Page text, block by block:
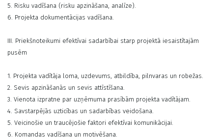
5. Risku vadīšana (risku apzināšana, analīze).
6. Projekta dokumentācijas vadīšana.
III. Priekšnoteikumi efektīvai sadarbībai starp projektā iesaistītajām
pusēm
1. Projekta vadītāja loma, uzdevums, atbildība, pilnvaras un robežas.
2. Sevis apzināšanās un sevis attīstīšana.
3. Vienota izpratne par uzņēmuma prasībām projekta vadītājam.
4. Savstarpējās uzticības un sadarbības veidošana.
5. Veicinošie un traucējošie faktori efektīvai komunikācijai.
6. Komandas vadīšana un motivēšana.